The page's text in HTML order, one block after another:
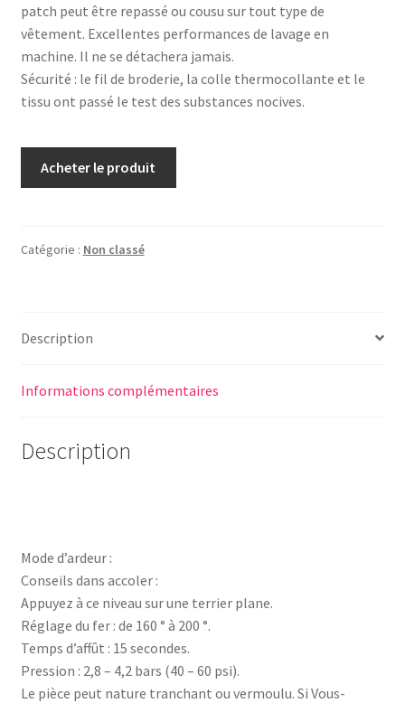
patch peut être repassé ou cousu sur tout type de
vêtement. Excellentes performances de lavage en
machine. Il ne se détachera jamais.
Sécurité : le fil de broderie, la colle thermocollante et le
tissu ont passé le test des substances nocives.
Acheter le produit
Catégorie : Non classé
Description
Informations complémentaires
Description
Mode d’ardeur :
Conseils dans accoler :
Appuyez à ce niveau sur une terrier plane.
Réglage du fer : de 160 ° à 200 °.
Temps d’affût : 15 secondes.
Pression : 2,8 – 4,2 bars (40 – 60 psi).
Le pièce peut nature tranchant ou vermoulu. Si Vous-